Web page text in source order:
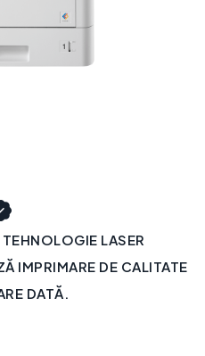
LASER
IMPRIMARE DE CALITATE
DATĂ.